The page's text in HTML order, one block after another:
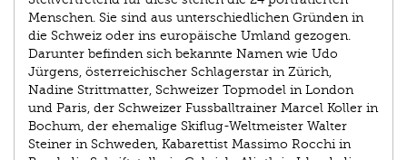
Menschen. Sie sind aus unterschiedlichen Gründen in
die Schweiz oder ins europäische Umland gezogen.
Darunter beﬁnden sich bekannte Namen wie Udo
Jürgens, österreichischer Schlagerstar in Zürich,
Nadine Strittmatter, Schweizer Topmodel in London
und Paris, der Schweizer Fussballtrainer Marcel Koller in
Bochum, der ehemalige Skiﬂug-Weltmeister Walter
Steiner in Schweden, Kabarettist Massimo Rocchi in